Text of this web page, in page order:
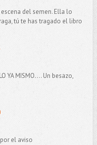
del semen. Ella lo
tú te has tragado el libro
YA MISMO.... Un besazo,
por el aviso